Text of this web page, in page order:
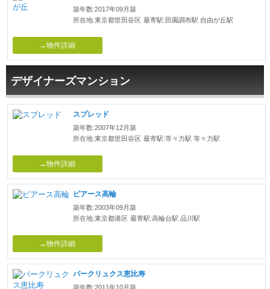
築年数:2017年09月築
所在地:東京都世田谷区 最寄駅:田園調布駅 自由が丘駅
→物件詳細
デザイナーズマンション
スプレッド
築年数:2007年12月築
所在地:東京都世田谷区 最寄駅:等々力駅 等々力駅
→物件詳細
ピアース高輪
築年数:2003年09月築
所在地:東京都港区 最寄駅:高輪台駅 品川駅
→物件詳細
パークリュクス恵比寿
築年数:2011年10月築